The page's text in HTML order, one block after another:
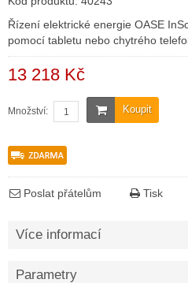
Řízení elektrické energie OASE
pomocí tabletu nebo chytrého
13 218 Kč
Koupit
Množství:
Poslat přátelům Tisk
Více informací
Parametry